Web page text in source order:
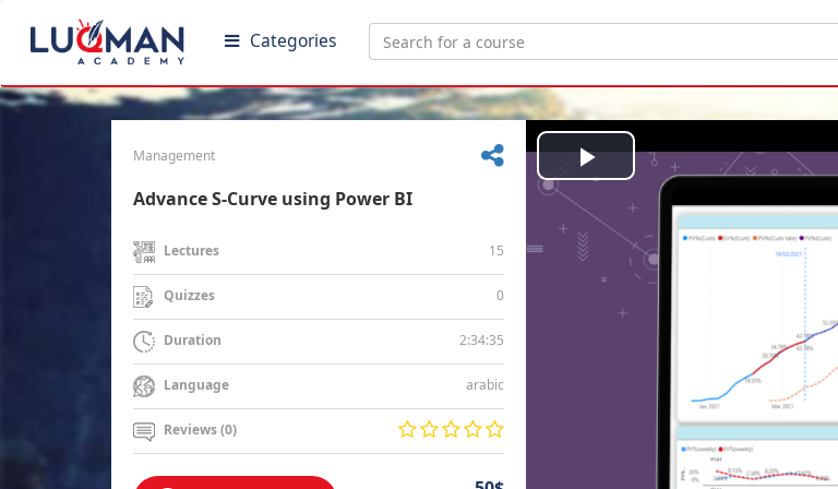
Categories
Management
Advance S-Curve using Power BI
Lectures 15
Quizzes 0
Duration 2:34:35
Language arabic
Reviews (0)
Play
Video